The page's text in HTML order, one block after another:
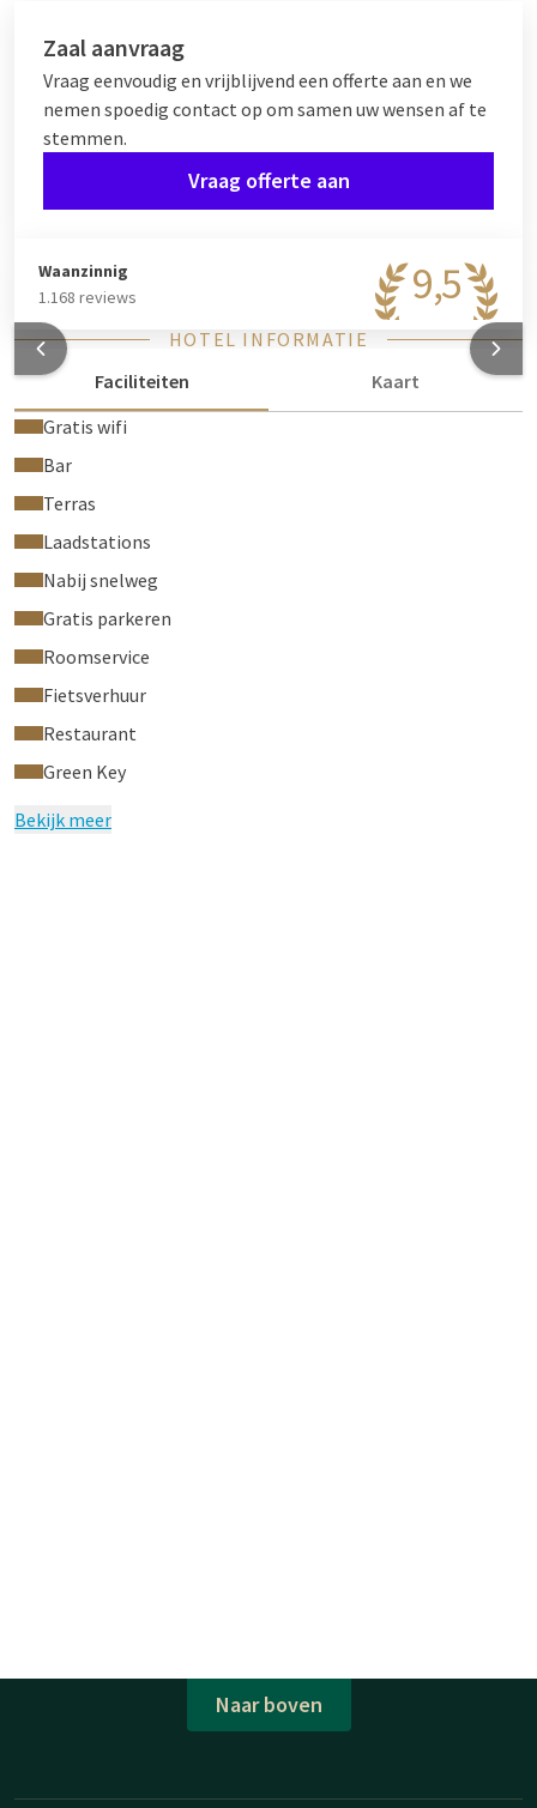
Zaal aanvraag
Vraag eenvoudig en vrijblijvend een offerte aan en we
nemen spoedig contact op om samen uw wensen af te
stemmen.
Vraag offerte aan
9,5
Waanzinnig
1.168 reviews
HOTEL INFORMATIE
Faciliteiten
Kaart
Gratis wifi
Bar
Terras
Laadstations
Nabij snelweg
Gratis parkeren
Roomservice
Fietsverhuur
Restaurant
Green Key
Bekijk meer
Naar boven